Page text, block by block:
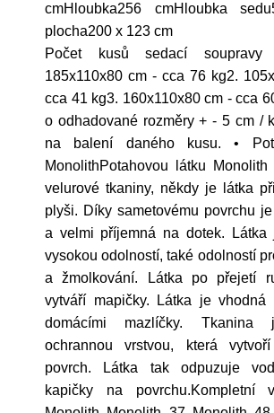
cmHloubka256 cmHloubka
plocha200 x 123 cm
Počet kusů sedací
185x110x80 cm - cca 76 kg2.
cca 41 kg3. 160x110x80 cm - cca
o odhadované rozměry + - 5 cm /
na balení daného kusu. •
MonolithPotahovou látku
velurové tkaniny, někdy je látka
plyši. Díky sametovému povrchu
a velmi příjemná na dotek. Látka
vysokou odolností, také odolností
a žmolkování. Látka po přejetí
vytváří mapičky. Látka je
domácími mazlíčky. Tkanina
ochrannou vrstvou, která
povrch. Látka tak odpuzuje
kapičky na povrchu.Kompletní